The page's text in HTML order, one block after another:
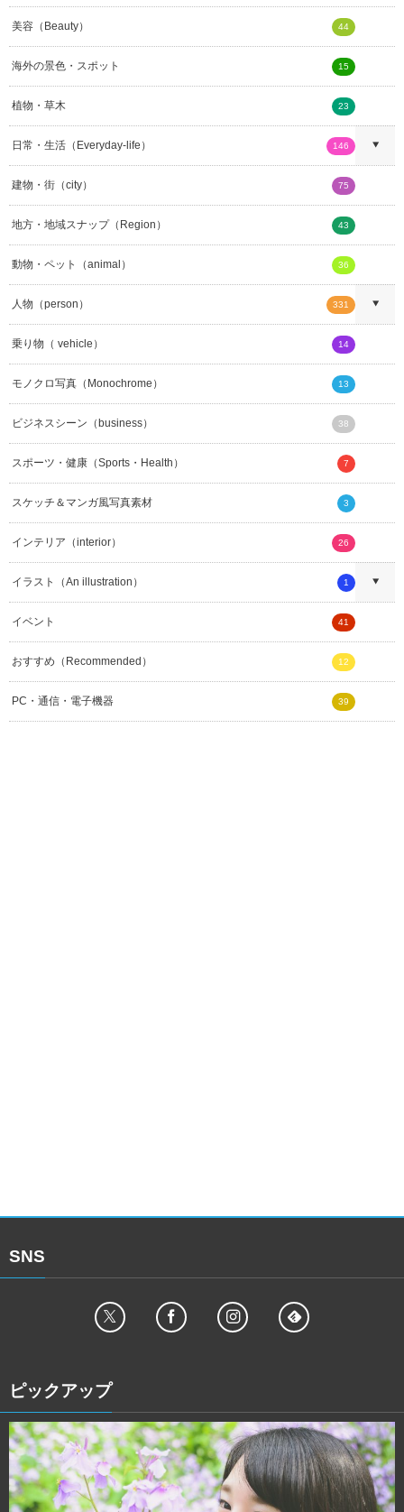
美容（Beauty） 44
海外の景色・スポット 15
植物・草木 23
日常・生活（Everyday-life） 146
建物・街（city） 75
地方・地域スナップ（Region） 43
動物・ペット（animal） 36
人物（person） 331
乗り物（ vehicle） 14
モノクロ写真（Monochrome） 13
ビジネスシーン（business） 38
スポーツ・健康（Sports・Health） 7
スケッチ＆マンガ風写真素材 3
インテリア（interior） 26
イラスト（An illustration） 1
イベント 41
おすすめ（Recommended） 12
PC・通信・電子機器 39
SNS
ピックアップ